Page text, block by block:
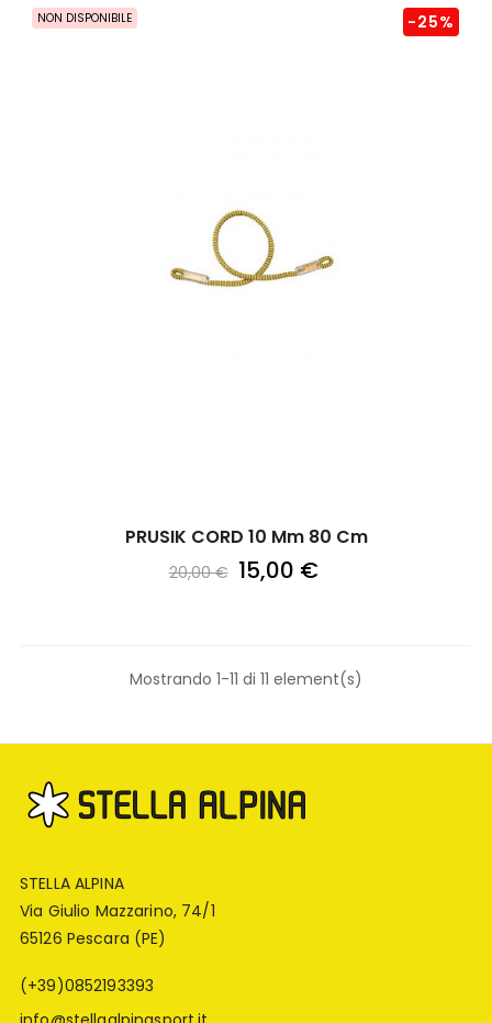
NON DISPONIBILE
PRUSIK CORD 10 Mm 80 Cm
20,00 €
-25%
15,00 €
Mostrando 1-11 di 11 element(s)
STELLA ALPINA
Via Giulio Mazzarino, 74/1
65126 Pescara (PE)
(+39)0852193393